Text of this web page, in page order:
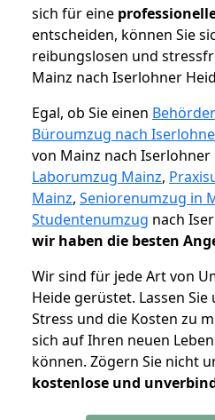
sich für eine
entscheiden, können Sie
reibungslosen und
Mainz nach Iserlohner
Egal, ob Sie einen
Büroumzug nach
von Mainz nach Iserlohner
Laborumzug Mainz,
Mainz, Seniorenumzug in
Studentenumzug nach
wir haben die besten
Wir sind für jede Art von
Heide gerüstet. Lassen
Stress und die Kosten zu
sich auf Ihren neuen
können. Zögern Sie nicht
kostenlose und